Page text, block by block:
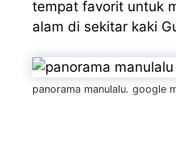
tempat favorit untuk
alam di sekitar kaki
panorama manulalu. google